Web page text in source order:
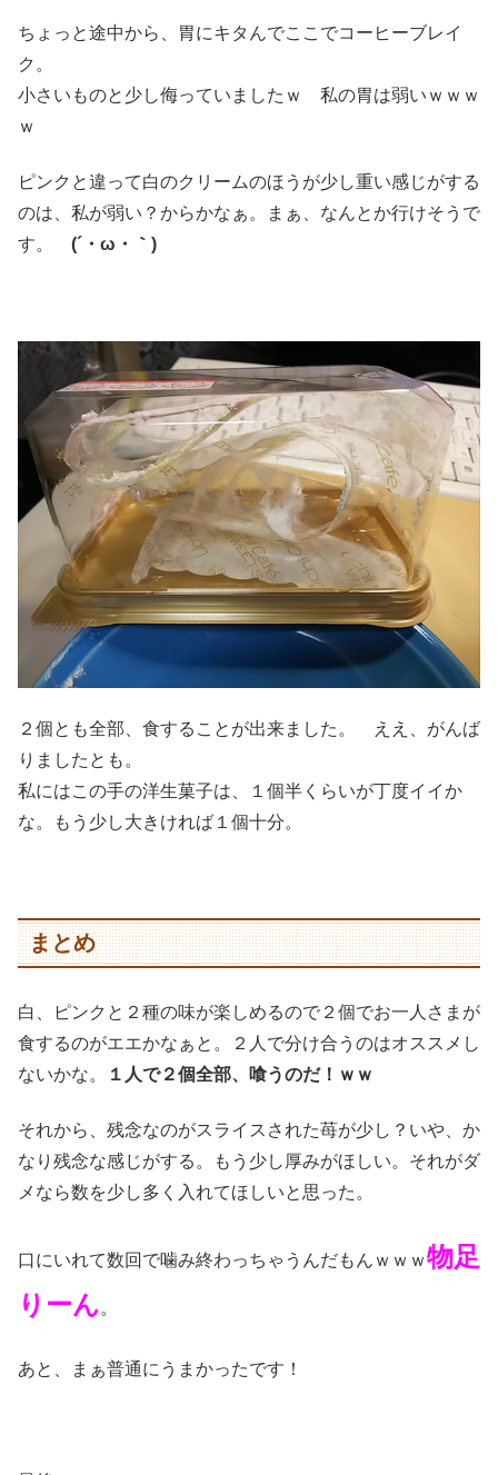
ちょっと途中から、胃にキタんでここでコーヒーブレイ
ク。
小さいものと少し侮っていましたｗ 私の胃は弱いｗｗｗ
ｗ
ピンクと違って白のクリームのほうが少し重い感じがする
のは、私が弱い？からかなぁ。まぁ、なんとか行けそうで
す。
(´・ω・｀)
２個とも全部、食することが出来ました。 ええ、がんば
りましたとも。
私にはこの手の洋生菓子は、１個半くらいが丁度イイか
な。もう少し大きければ１個十分。
まとめ
白、ピンクと２種の味が楽しめるので２個でお一人さまが
食するのがエエかなぁと。２人で分け合うのはオススメし
ないかな。
１人で２個全部、喰うのだ！ｗｗ
それから、残念なのがスライスされた苺が少し？いや、か
なり残念な感じがする。もう少し厚みがほしい。それがダ
メなら数を少し多く入れてほしいと思った。
口にいれて数回で噛み終わっちゃうんだもんｗｗｗ物足
りーん。
あと、まぁ普通にうまかったです！